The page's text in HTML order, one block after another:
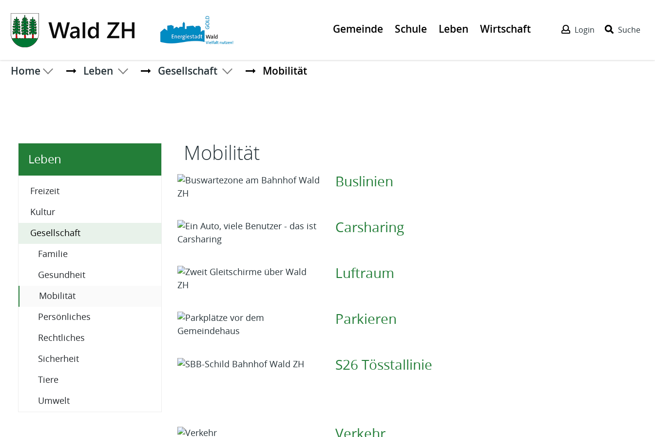
Kopfzeile
Gemeinde Schule Leben Wirtschaft Login Suche
Home Leben Gesellschaft Mobilität
Leben
Freizeit
Kultur
Gesellschaft
Familie
Gesundheit
Mobilität(ausgewählt)
Persönliches
Rechtliches
Sicherheit
Tiere
Umwelt
Inhalt
Mobilität
Buslinien
Carsharing
Luftraum
Parkieren
S26 Tösstallinie